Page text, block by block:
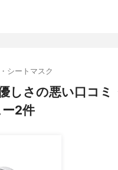
シートマスク
しさの悪い口コミ
2件